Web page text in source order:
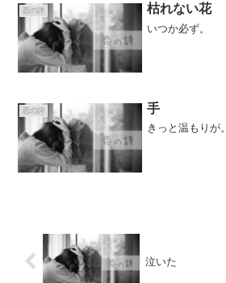
恋の詩 枯れない花
いつか必ず。
恋の詩 手
きっと温もりが。
泣いた